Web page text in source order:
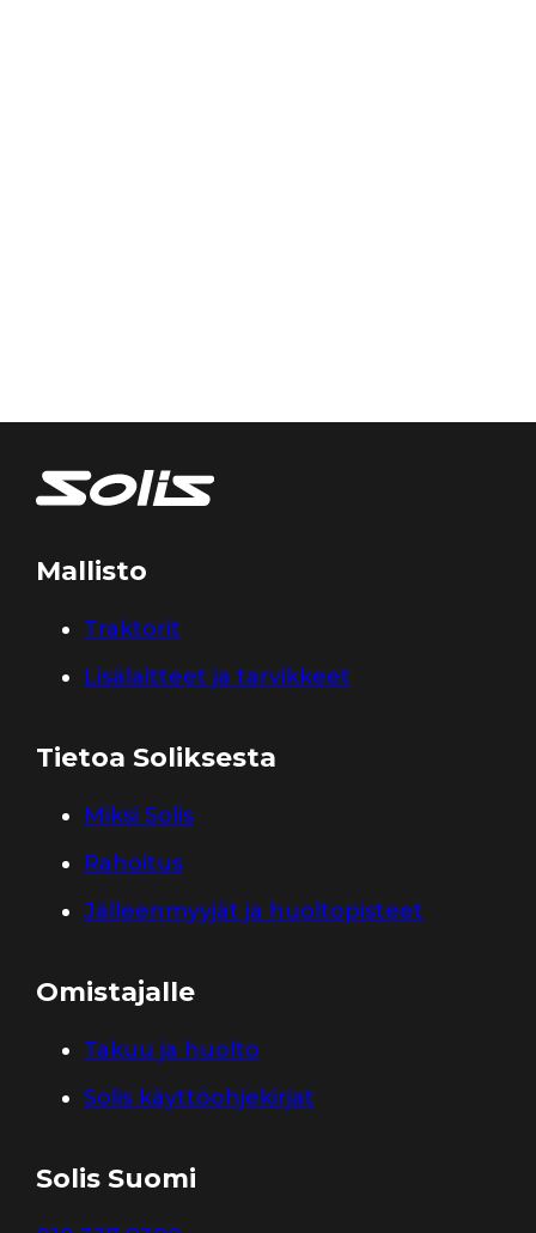
Mallisto
Traktorit
Lisälaitteet ja tarvikkeet
Tietoa Soliksesta
Miksi Solis
Rahoitus
Jälleenmyyjät ja huoltopisteet
Omistajalle
Takuu ja huolto
Solis käyttöohjekirjat
Solis Suomi